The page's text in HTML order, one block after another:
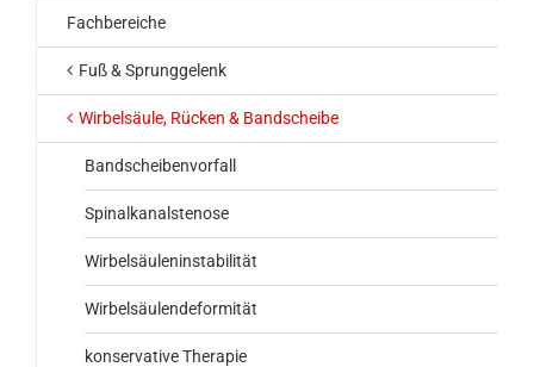
Fachbereiche
Fuß & Sprunggelenk
Wirbelsäule, Rücken & Bandscheibe
Bandscheibenvorfall
Spinalkanalstenose
Wirbelsäuleninstabilität
Wirbelsäulendeformität
konservative Therapie